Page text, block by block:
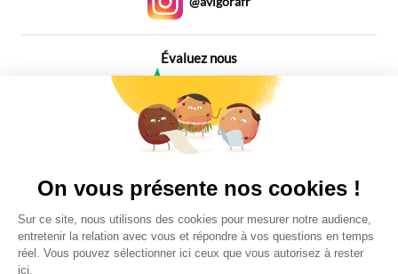
Évaluez nous
Plus de 650 Avis
On vous présente nos cookies !
Sur ce site, nous utilisons des cookies pour mesurer notre audience,
entretenir la relation avec vous et répondre à vos questions en temps
réel. Vous pouvez sélectionner ici ceux que vous autorisez à rester
ici.